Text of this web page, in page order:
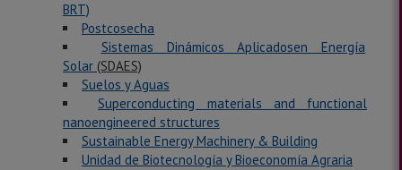
BRT)
Postcosecha
Sistemas Dinámicos Aplicadosen Energía
Solar (SDAES)
Suelos y Aguas
Superconducting materials and functional
nanoengineered structures
Sustainable Energy Machinery & Building
Unidad de Biotecnología y Bioeconomía Agraria